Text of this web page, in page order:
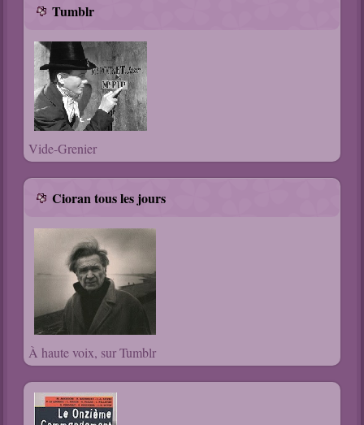
Tumblr
Vide-Grenier
Cioran tous les jours
À haute voix, sur Tumblr